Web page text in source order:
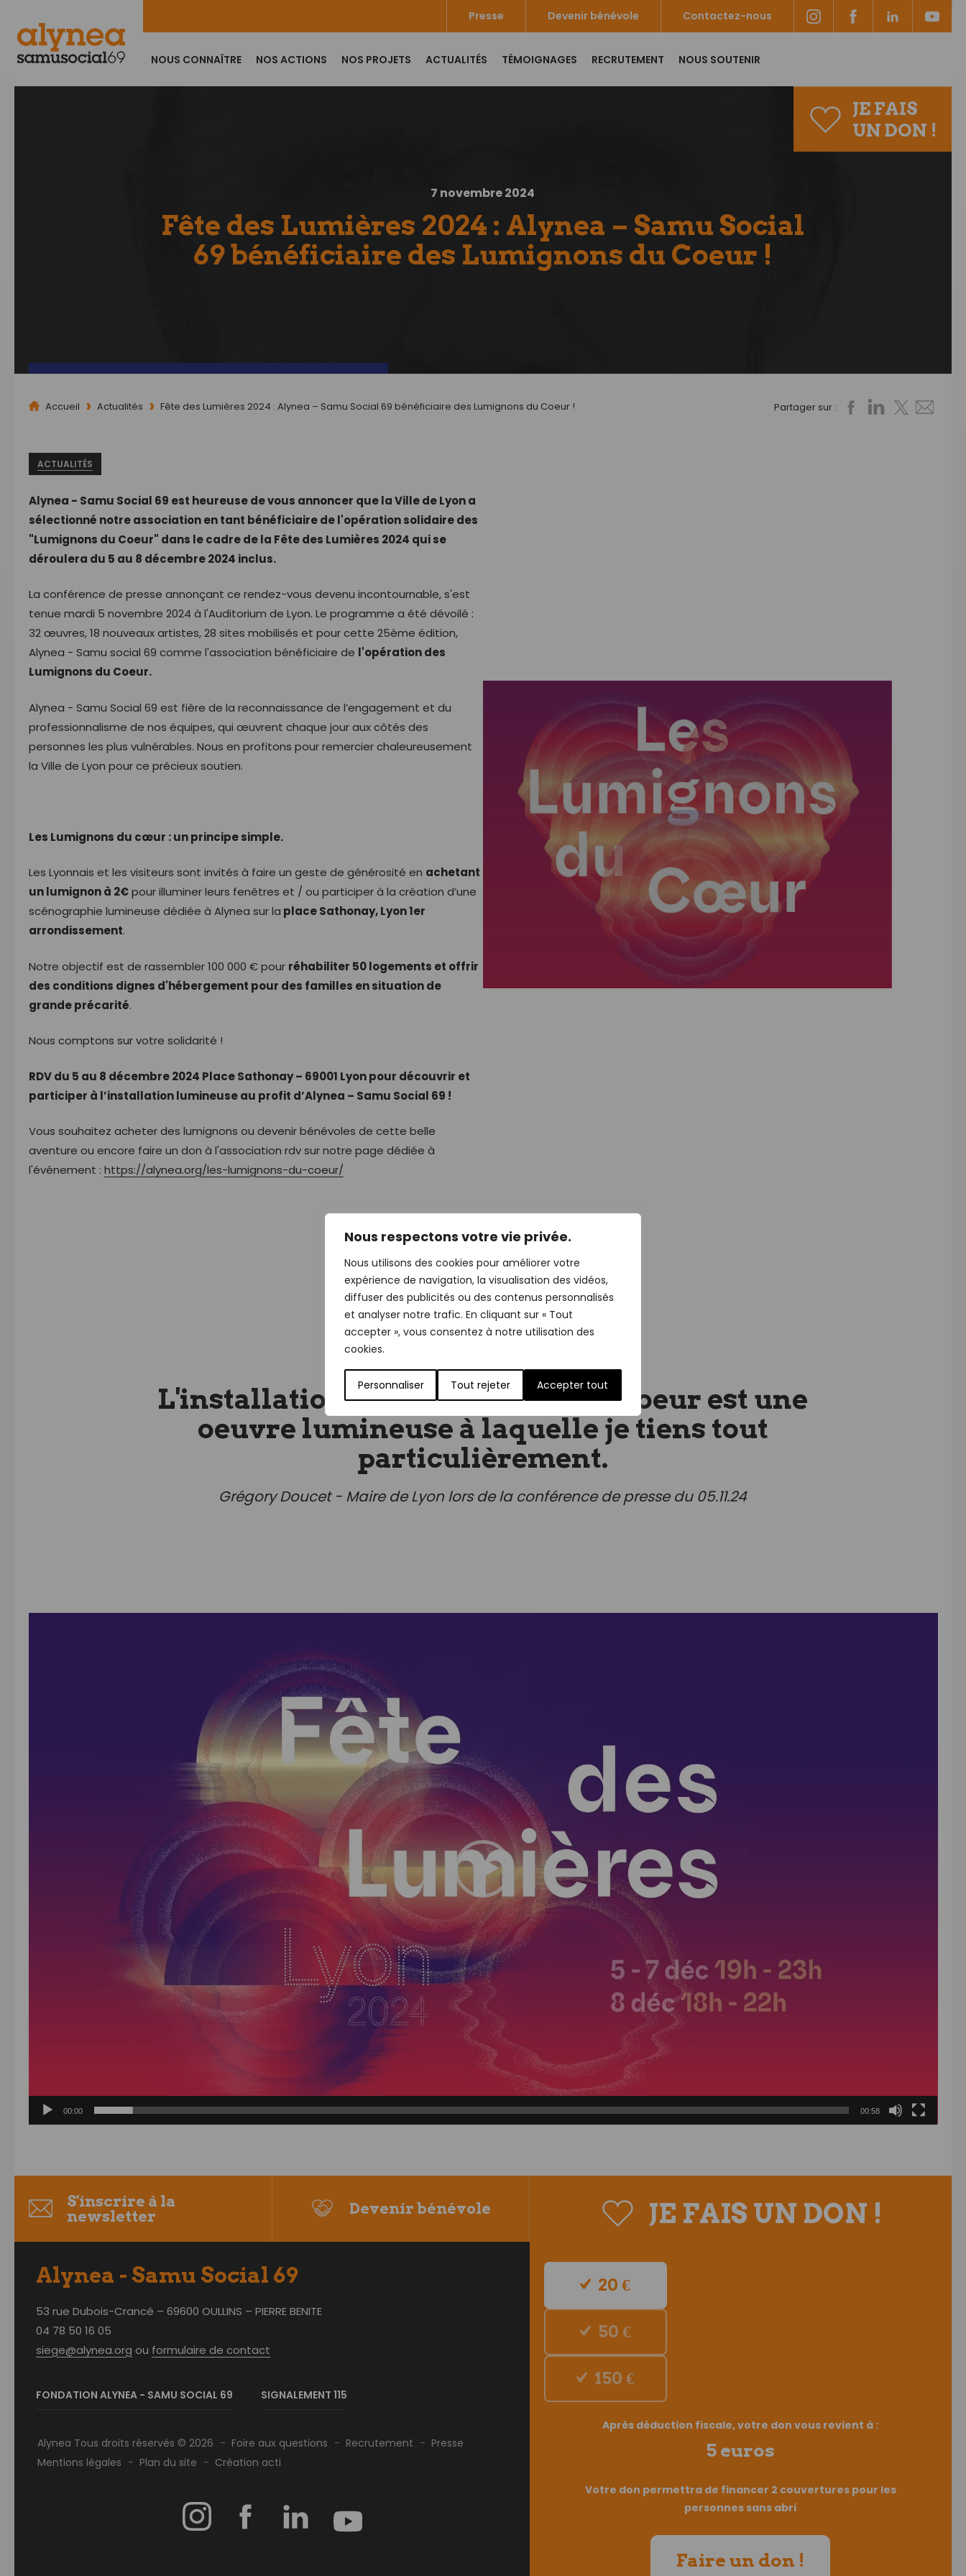
Nous respectons votre vie privée.
Nous utilisons des cookies pour améliorer votre
expérience de navigation, la visualisation des vidéos,
diffuser des publicités ou des contenus personnalisés
et analyser notre trafic. En cliquant sur « Tout
accepter », vous consentez à notre utilisation des
cookies.
Personnaliser Tout rejeter Accepter tout
JE FAIS
UN DON !
Presse Devenir bénévole Contactez-nous
NOUS CONNAÎTRE NOS ACTIONS NOS PROJETS ACTUALITÉS TÉMOIGNAGES RECRUTEMENT NOUS SOUTENIR
7 novembre 2024
Fête des Lumières 2024 : Alynea – Samu Social
69 bénéficiaire des Lumignons du Coeur !
Partager sur :
Accueil Actualités Fête des Lumières 2024 : Alynea – Samu Social 69 bénéficiaire des Lumignons du Coeur !
ACTUALITÉS
Alynea - Samu Social 69 est heureuse de vous annoncer que la Ville de Lyon a
sélectionné notre association en tant bénéficiaire de l'opération solidaire des
"Lumignons du Coeur" dans le cadre de la Fête des Lumières 2024 qui se
déroulera du 5 au 8 décembre 2024 inclus.
La conférence de presse annonçant ce rendez-vous devenu incontournable, s'est
tenue mardi 5 novembre 2024 à l'Auditorium de Lyon. Le programme a été dévoilé :
32 œuvres, 18 nouveaux artistes, 28 sites mobilisés et pour cette 25ème édition,
Alynea - Samu social 69 comme l'association bénéficiaire de l'opération des
Lumignons du Coeur.
Alynea - Samu Social 69 est fière de la reconnaissance de l’engagement et du
professionnalisme de nos équipes, qui œuvrent chaque jour aux côtés des
personnes les plus vulnérables. Nous en profitons pour remercier chaleureusement
la Ville de Lyon pour ce précieux soutien.
Les Lumignons du cœur : un principe simple.
Les Lyonnais et les visiteurs sont invités à faire un geste de générosité en achetant
un lumignon à 2€pour illuminer leurs fenêtres et / ou participer à la création d’une
scénographie lumineuse dédiée à Alynea sur la place Sathonay, Lyon 1er
arrondissement.
Notre objectif est de rassembler 100 000 € pour réhabiliter 50 logements et offrir
des conditions dignes d'hébergement pour des familles en situation de
grande précarité.
Nous comptons sur votre solidarité !
RDV du 5 au 8 décembre 2024 Place Sathonay – 69001 Lyonpour découvrir et
participer à l’installation lumineuse au profit d’Alynea – Samu Social 69 !
Vous souhaitez acheter des lumignons ou devenir bénévoles de cette belle
aventure ou encore faire un don à l'association rdv sur notre page dédiée à
l'événement : https://alynea.org/les-lumignons-du-coeur/
L'installation des Lumignons du Coeur est une
oeuvre lumineuse à laquelle je tiens tout
particulièrement.
Grégory Doucet - Maire de Lyon lors de la conférence de presse du 05.11.24
00:00 00:58
S'inscrire à la
newsletter
Devenir bénévole
Alynea - Samu Social 69
53 rue Dubois-Crancé – 69600 OULLINS – PIERRE BENITE
04 78 50 16 05
siege@alynea.org ou formulaire de contact
FONDATION ALYNEA - SAMU SOCIAL 69 SIGNALEMENT 115
Alynea Tous droits réservés © 2026 Foire aux questions Recrutement
Presse
Mentions légales
Plan du site Création acti
JE FAIS UN DON !
20 €
50 €
150 €
Après déduction fiscale, votre don vous revient à :
5 euros
Votre don permettra de financer 2 couvertures pour les
personnes sans abri
Faire un don !